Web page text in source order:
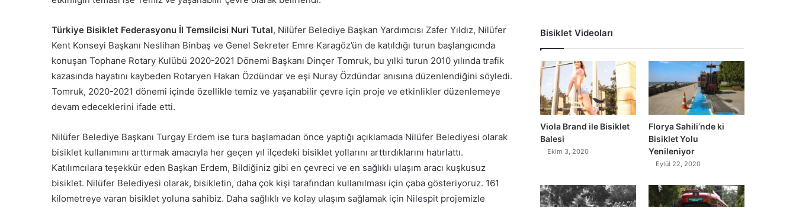
Türkiye Bisiklet Federasyonu İl Temsilcisi Nuri Tutal, Nilüfer Belediye Başkan Yardımcısı Zafer Yıldız, Nilüfer
Kent Konseyi Başkanı Neslihan Binbaş ve Genel Sekreter Emre Karagöz’ün de katıldığı turun başlangıcında
konuşan Tophane Rotary Kulübü 2020-2021 Dönemi Başkanı Dinçer Tomruk, bu yılki turun 2010 yılında trafik
kazasında hayatını kaybeden Rotaryen Hakan Özdündar ve eşi Nuray Özdündar anısına düzenlendiğini söyledi.
Tomruk, 2020-2021 dönemi içinde özellikle temiz ve yaşanabilir çevre için proje ve etkinlikler düzenlemeye
devam edeceklerini ifade etti.
Nilüfer Belediye Başkanı Turgay Erdem ise tura başlamadan önce yaptığı açıklamada Nilüfer Belediyesi olarak
bisiklet kullanımını arttırmak amacıyla her geçen yıl ilçedeki bisiklet yollarını arttırdıklarını hatırlattı.
Katılımcılara teşekkür eden Başkan Erdem, Bildiğiniz gibi en çevreci ve en sağlıklı ulaşım aracı kuşkusuz
bisiklet. Nilüfer Belediyesi olarak, bisikletin, daha çok kişi tarafından kullanılması için çaba gösteriyoruz. 161
kilometreye varan bisiklet yoluna sahibiz. Daha sağlıklı ve kolay ulaşım sağlamak için Nilespit projemizle
Bisiklet Videoları
Viola Brand ile Bisiklet
Balesi
Ekim 3, 2020
Florya Sahili’nde ki
Bisiklet Yolu
Yenileniyor
Eylül 22, 2020